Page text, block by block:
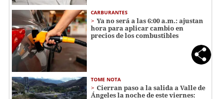
CARBURANTES
Ya no será a las 6:00 a.m.: ajustan
hora para aplicar cambio en
precios de los combustibles
TOME NOTA
Cierran paso a la salida a Valle de
Ángeles la noche de este viernes: